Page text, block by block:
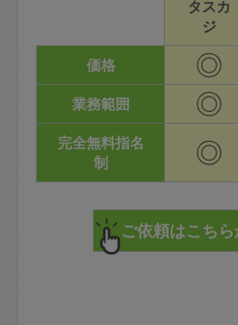
タスカ
ジ
価格
◎
業務範囲 ◎
完全無料指名
制
◎